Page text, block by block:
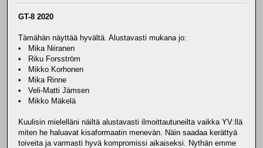
GT-8 2020
Tämähän näyttää hyvältä. Alustavasti mukana jo:
• Mika Niiranen
• Riku Forsström
• Mikko Korhonen
• Mika Rinne
• Veli-Matti Jämsen
• Mikko Mäkelä
Kuulisin mielelläni näiltä alustavasti ilmoittautuneilta vaikka YV:llä
miten he haluavat kisaformaatin menevän. Näin saadaa kerättyä
toiveita ja varmasti hyvä kompromissi aikaiseksi. Nythän emme